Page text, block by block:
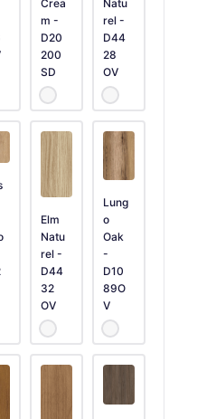
Crea
m -
D20
200
SD
Natu
rel -
D44
28
OV
Elm
Natu
rel -
D44
32
OV
Lung
o
Oak
-
D10
89O
V